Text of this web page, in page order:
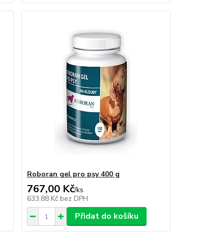
Roboran gel pro psy 400 g
767,00 Kč/ks
633,88 Kč bez DPH
Přidat do košíku